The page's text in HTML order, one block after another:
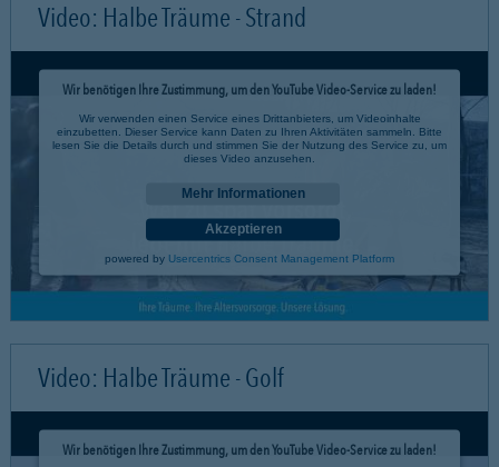
Video: Halbe Träume - Strand
Wir benötigen Ihre Zustimmung, um den YouTube Video-Service zu laden!
Wir verwenden einen Service eines Drittanbieters, um Videoinhalte
einzubetten. Dieser Service kann Daten zu Ihren Aktivitäten sammeln. Bitte
lesen Sie die Details durch und stimmen Sie der Nutzung des Service zu, um
dieses Video anzusehen.
Mehr Informationen
Akzeptieren
powered by Usercentrics Consent Management Platform
Video: Halbe Träume - Golf
Wir benötigen Ihre Zustimmung, um den YouTube Video-Service zu laden!